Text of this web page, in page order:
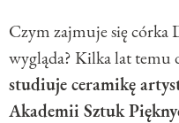
Czym zajmuje się córka
wygląda? Kilka lat temu
studiuje ceramikę
Akademii Sztuk